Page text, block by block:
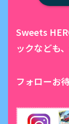
Sweets
ックなども
フォローお